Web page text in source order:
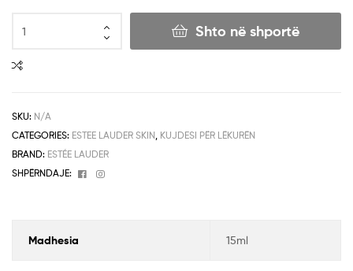
Shto në shportë
SKU: N/A
CATEGORIES: ESTEE LAUDER SKIN KUJDESI PËR LËKURËN
BRAND: ESTÉE LAUDER
SHPËRNDAJE:
Facebook
Instagram
Madhesia 15ml